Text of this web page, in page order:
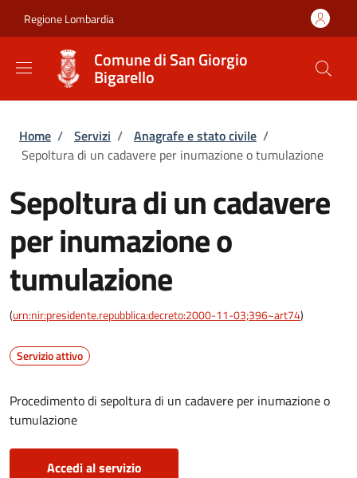
Regione Lombardia
Comune di San Giorgio
Bigarello
Briciole di pane
Home / Servizi / Anagrafe e stato civile /
Sepoltura di un cadavere per inumazione o tumulazione
Sepoltura di un cadavere
per inumazione o
tumulazione
(urn:nir:presidente.repubblica:decreto:2000-11-03;396~art74)
Servizio attivo
Procedimento di sepoltura di un cadavere per inumazione o
tumulazione
Accedi al servizio